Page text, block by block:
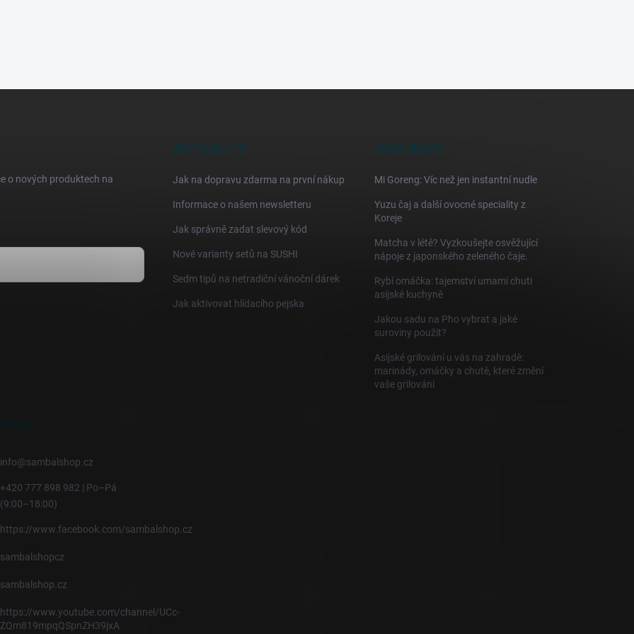
o nových produktech na
AKTUALITY
Jak na dopravu zdarma na první nákup
Informace o našem newsletteru
Jak správně zadat slevový kód
Nové varianty setů na SUSHI
Sedm tipů na netradiční vánoční dárek
Jak aktivovat hlídacího pejska
ASIA BLOG
Mi Goreng: Víc než jen instantní nudle
Yuzu čaj a další ovocné speciality z
Koreje
Matcha v létě? Vyzkoušejte osvěžující
nápoje z japonského zeleného čaje.
Rybí omáčka: tajemství umami chuti
asijské kuchyně
Jakou sadu na Pho vybrat a jaké
suroviny použít?
Asijské grilování u vás na zahradě:
marinády, omáčky a chutě, které změní
vaše grilování
info@sambalshop.cz
+420 777 898 982 | Po–Pá
(9:00–18:00)
https://www.facebook.com/sambalshop.cz
sambalshopcz
sambalshop.cz
https://www.youtube.com/channel/UCc-
ZQm819mpqQSpnZH39jxA